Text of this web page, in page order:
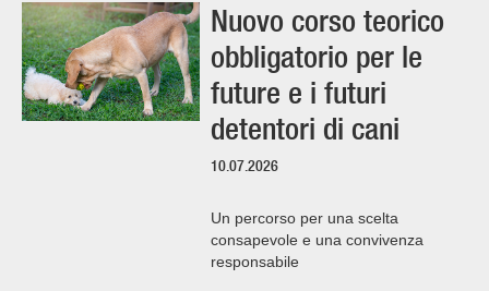
Nuovo corso teorico
obbligatorio per le
future e i futuri
detentori di cani
10.07.2026
Un percorso per una scelta
consapevole e una convivenza
responsabile